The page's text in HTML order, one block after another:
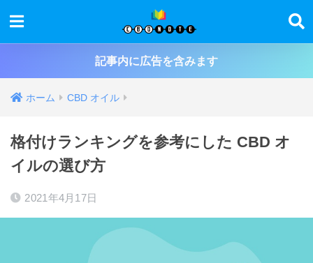
記事内に広告を含みます
ホーム CBD オイル
格付けランキングを参考にした CBD オ
イルの選び方
2021年4月17日